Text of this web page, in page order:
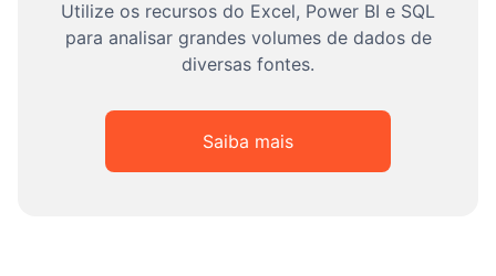
Utilize os recursos do Excel, Power BI e SQL
para analisar grandes volumes de dados de
diversas fontes.
Saiba mais